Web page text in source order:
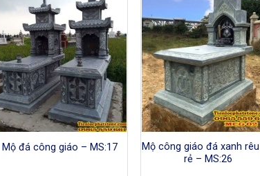
Mộ đá công giáo – MS:17
Mộ công giáo đá xanh
rẻ – MS:26